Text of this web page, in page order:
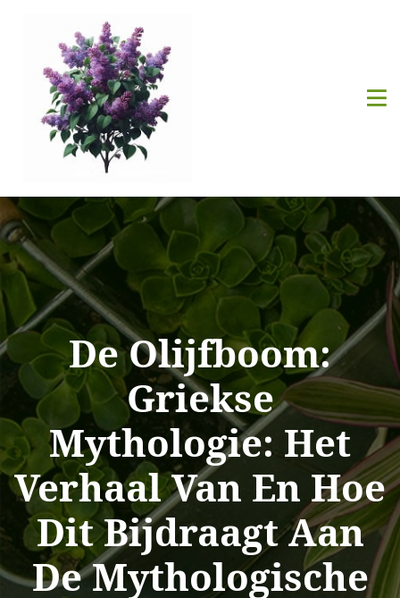
De Olijfboom:
Griekse
Mythologie: Het
Verhaal Van En Hoe
Dit Bijdraagt Aan
De Mythologische